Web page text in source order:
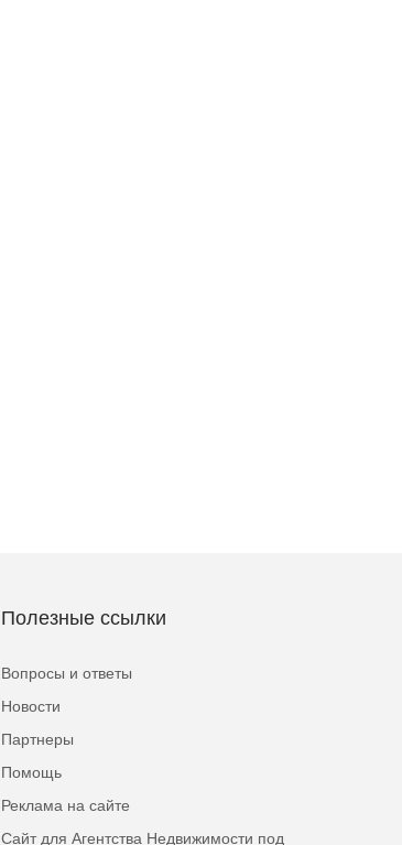
Полезные ссылки
Вопросы и ответы
Новости
Партнеры
Помощь
Реклама на сайте
Сайт для Агентства Недвижимости под